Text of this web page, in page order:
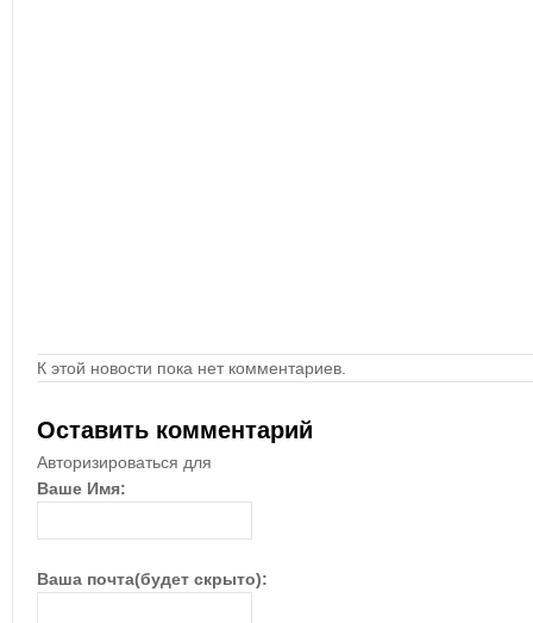
К этой новости пока нет комментариев.
Оставить комментарий
Авторизироваться для
Ваше Имя:
Ваша почта(будет скрыто):